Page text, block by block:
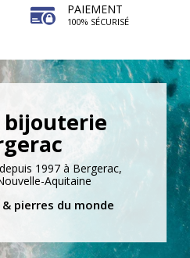
PAIEMENT
100% SÉCURISÉ
1997 à Bergerac,
Aquitaine
pierres du monde